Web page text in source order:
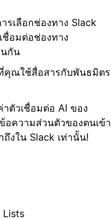
เลือกช่องทาง Slack
อมต่อช่องทาง
นกัน
คุณใช้สื่อสารกับพันธมิตร
ตัวเชื่อมต่อ AI ของ
อความส่วนตัวของตนเข้า
งใน Slack เท่านั้น!
Lists